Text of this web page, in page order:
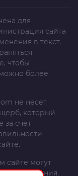
для
сайта
в текст,
чтобы
более
не несет
который
счет
сайте могут
уведомления.